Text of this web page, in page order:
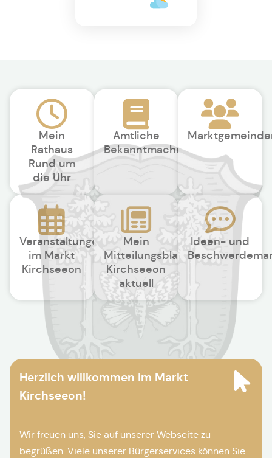
Mein
Rathaus
Rund um
die Uhr
Amtliche
Bekanntmachungen
Veranstaltungen
im Markt
Kirchseeon
Mein
Mitteilungsblatt
Kirchseeon
aktuell
Ideen- und
Herzlich willkommen im Markt
Kirchseeon!
Wir freuen uns, Sie auf unserer Webseite zu
begrüßen. Viele unserer Bürgerservices können Sie